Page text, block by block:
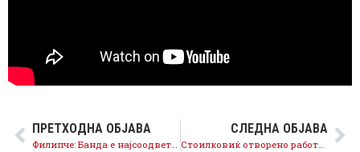
ПРЕТХОДНА ОБЈАВА
Филипче: Банда е најсоодветен опис на оваа група на власт
СЛЕДНА ОБЈАВА
Стоилковиќ отворено работи за кинеска и руска агенда – директен удар врз стратешките интереси на Македонија